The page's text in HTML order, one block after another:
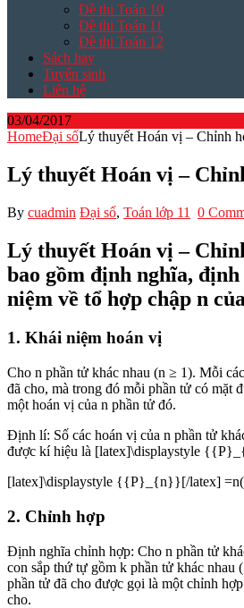
Đề thi Toán 10
Đề thi Toán 11
Đề thi Toán 12
Sách hay
Tuyển sinh
Liên hệ
03/04/2017
HomeĐại sốLý thuyết Hoán vị – Chỉnh
Lý thuyết Hoán vị –
By cuadmin Đại số, Toán lớp 11 0
Lý thuyết Hoán vị –
bao gồm định nghĩa,
niệm về tổ hợp chập n
1. Khái niệm hoán vị
Cho n phần tử khác nhau (n ≥ 1). Mỗi
đã cho, mà trong đó mỗi phần tử có mặt
một hoán vị của n phần tử đó.
Định lí: Số các hoán vị của n phần tử
được kí hiệu là [latex]\displaystyle
[latex]\displaystyle {{P}_{n}}[/latex]
2. Chỉnh hợp
Định nghĩa chỉnh hợp: Cho n phần tử
con sắp thứ tự gồm k phần tử khác nhau
phần tử đã cho được gọi là một chỉnh
cho.